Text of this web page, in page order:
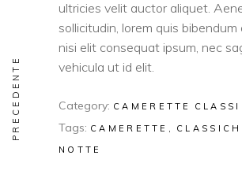
ultricies velit auctor aliquet.
sollicitudin, lorem quis bibendum
nisi elit consequat ipsum, nec
vehicula ut id elit.
Category: CAMERETTE
Tags: CAMERETTE
NOTTE
PRECEDENTE